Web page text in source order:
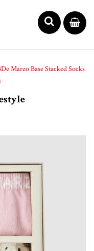
Marzo Base Stacked Socks